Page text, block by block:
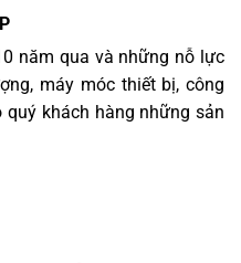
năm qua và những nỗ lực
máy móc thiết bị, công
quý khách hàng những sản